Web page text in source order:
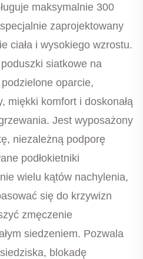
maksymalnie 300
zaprojektowany
ciała i wysokiego wzrostu.
siatkowe na
oparcie,
miękki komfort i doskonałą
Jest wyposażony
niezależną podporę
podłokietniki
wielu kątów nachylenia,
się do krzywizn
zmęczenie
siedzeniem. Pozwala
blokadę